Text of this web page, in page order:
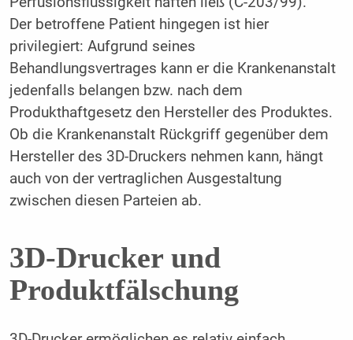
Der betroffene Patient hingegen ist hier
privilegiert: Aufgrund seines
Behandlungsvertrages kann er die Krankenanstalt
jedenfalls belangen bzw. nach dem
Produkthaftgesetz den Hersteller des Produktes.
Ob die Krankenanstalt Rückgriff gegenüber dem
Hersteller des 3D-Druckers nehmen kann, hängt
auch von der vertraglichen Ausgestaltung
zwischen diesen Parteien ab.
3D-Drucker und
Produktfälschung